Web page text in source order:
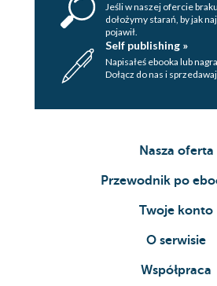
Jeśli w naszej ofercie
dołożymy starań, by jak
pojawił.
Self publishing »
Napisałeś ebooka lub
Dołącz do nas i
Nasza oferta
Przewodnik po
Twoje konto
O serwisie
Współpraca